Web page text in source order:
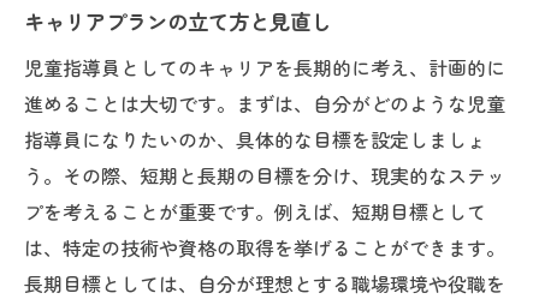
キャリアプランの立て方と見直し
児童指導員としてのキャリアを長期的に考え、計画的に
進めることは大切です。まずは、自分がどのような児童
指導員になりたいのか、具体的な目標を設定しましょ
う。その際、短期と長期の目標を分け、現実的なステッ
プを考えることが重要です。例えば、短期目標として
は、特定の技術や資格の取得を挙げることができます。
長期目標としては、自分が理想とする職場環境や役職を